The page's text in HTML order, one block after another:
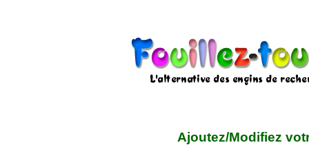
Ajoutez/Modifiez